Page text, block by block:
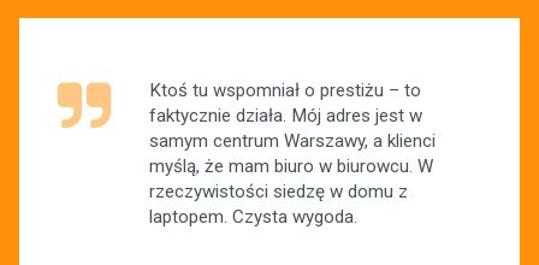
Ktoś tu wspomniał o prestiżu – to
faktycznie działa. Mój adres jest w
samym centrum Warszawy, a klienci
myślą, że mam biuro w biurowcu. W
rzeczywistości siedzę w domu z
laptopem. Czysta wygoda.